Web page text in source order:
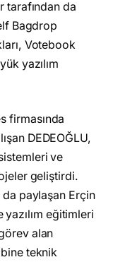
tarafından da
Bagdrop
Votebook
yazılım
firmasında
DEDEOĞLU,
ve
geliştirdi.
paylaşan Erçin
eğitimleri
alan
teknik